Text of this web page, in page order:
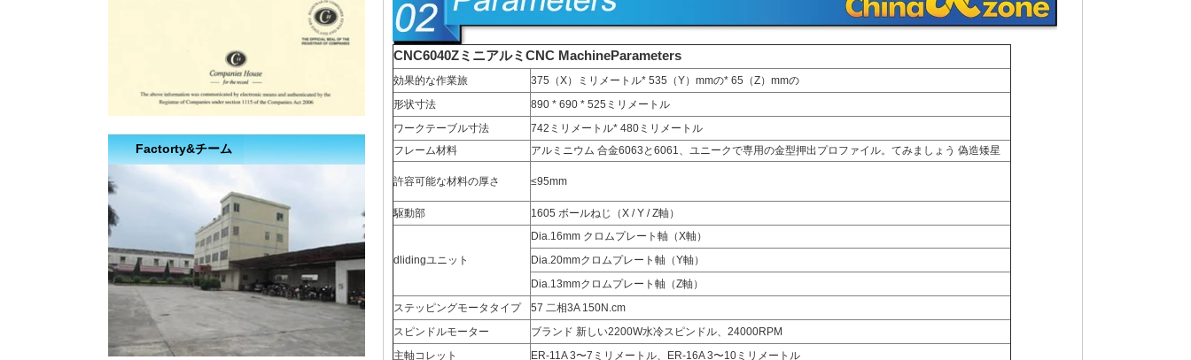
Factorty&チーム
CNC6040ZミニアルミCNC MachineParameters
効果的な作業旅
375（X）ミリメートル* 535（Y）mmの* 65（Z）mmの
形状寸法
890 * 690 * 525ミリメートル
ワークテーブル寸法
742ミリメートル* 480ミリメートル
フレーム材料
アルミニウム 合金6063と6061、ユニークで専用の金型押出プロファイル。てみましょう 偽造矮星
許容可能な材料の厚さ ≤95mm
駆動部 1605 ボールねじ（X / Y / Z軸）
dlidingユニット
Dia.16mm クロムプレート軸（X軸）
Dia.20mmクロムプレート軸（Y軸）
Dia.13mmクロムプレート軸（Z軸）
ステッピングモータタイプ
57 二相3A 150N.cm
スピンドルモーター
ブランド 新しい2200W水冷スピンドル、24000RPM
主軸コレット
ER-11A 3〜7ミリメートル、ER-16A 3〜10ミリメートル